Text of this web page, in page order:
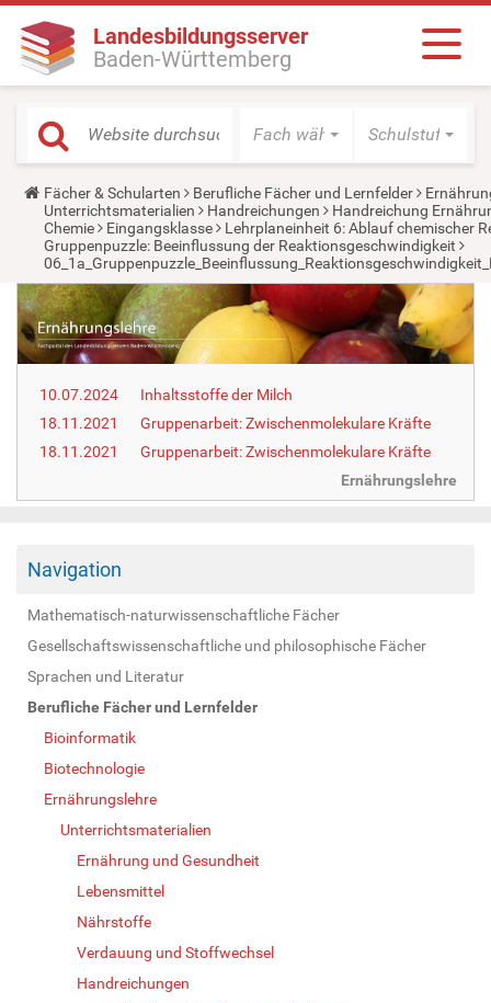
Landesbildungsserver
Baden-Württemberg
Fach wählen Schulstufe
Y
o
u
a
r
e
h
e
r
e
:
Fächer & Schularten Berufliche Fächer und Lernfelder
Unterrichtsmaterialien
Handreichungen
Handreichung
Chemie
Eingangsklasse
Lehrplaneinheit 6: Ablauf chemischer
Gruppenpuzzle: Beeinflussung der Reaktionsgeschwindigkeit
10.07.2024
Inhaltsstoffe der Milch
18.11.2021
Gruppenarbeit: Zwischenmolekulare Kräfte
18.11.2021
Gruppenarbeit: Zwischenmolekulare Kräfte
Ernährungslehre
Navigation
Mathematisch-naturwissenschaftliche Fächer
Gesellschaftswissenschaftliche und philosophische Fächer
Sprachen und Literatur
Berufliche Fächer und Lernfelder
Bioinformatik
Biotechnologie
Ernährungslehre
Unterrichtsmaterialien
Ernährung und Gesundheit
Lebensmittel
Nährstoffe
Verdauung und Stoffwechsel
Handreichungen